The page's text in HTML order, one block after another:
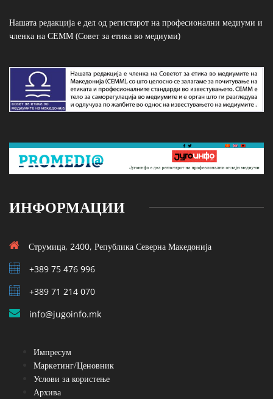
Нашата редакција е дел од регистарот на професионални медиуми и
членка на СЕММ (Совет за етика во медиуми)
ИНФОРМАЦИИ
Струмица, 2400, Република Северна Македонија
+389 75 476 996
+389 71 214 070
info@jugoinfo.mk
Импресум
Маркетинг/Ценовник
Услови за користење
Архива